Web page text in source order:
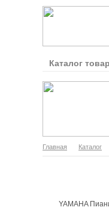
Каталог
Главная Каталог
YAMAHA